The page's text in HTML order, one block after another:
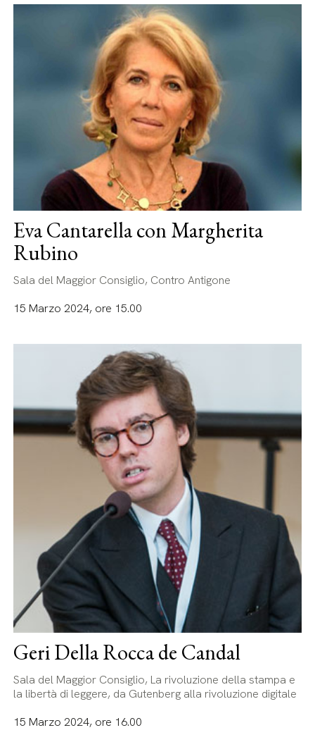
Eva Cantarella con Margherita
Rubino
Sala del Maggior Consiglio, Contro Antigone
15 Marzo 2024, ore 15.00
Geri Della Rocca de Candal
Sala del Maggior Consiglio, La rivoluzione della stampa e
la libertà di leggere, da Gutenberg alla rivoluzione digitale
15 Marzo 2024, ore 16.00